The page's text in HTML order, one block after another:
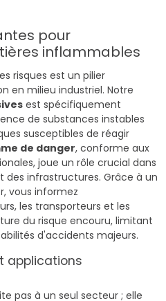
pour
inflammables
risques est un pilier
en milieu industriel. Notre
est spécifiquement
de substances instables
susceptibles de réagir
de danger, conforme aux
joue un rôle crucial dans
infrastructures. Grâce à un
vous informez
les transporteurs et les
du risque encouru, limitant
d'accidents majeurs.
applications
pas à un seul secteur ; elle